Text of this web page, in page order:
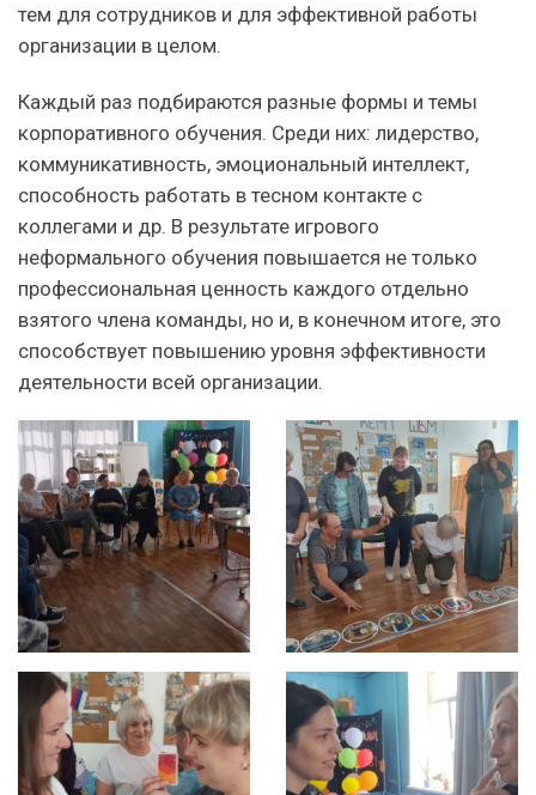
тем для сотрудников и для эффективной работы
организации в целом.
Каждый раз подбираются разные формы и темы
корпоративного обучения. Среди них: лидерство,
коммуникативность, эмоциональный интеллект,
способность работать в тесном контакте с
коллегами и др. В результате игрового
неформального обучения повышается не только
профессиональная ценность каждого отдельно
взятого члена команды, но и, в конечном итоге, это
способствует повышению уровня эффективности
деятельности всей организации.